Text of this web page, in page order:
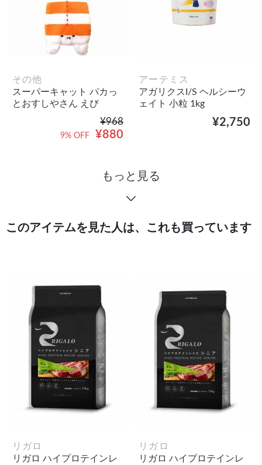
その他
スーパーキャット パカっ
とおすしやさん えび
¥968
¥880
9% OFF
アーテミス
アガリクスI/S ヘルシーウ
ェイト 小粒 1kg
¥2,750
もっと見る
このアイテムを見た人は、これも買っています
リガロ
リガロ ハイプロテインレ
リガロ
リガロ ハイプロテインレ